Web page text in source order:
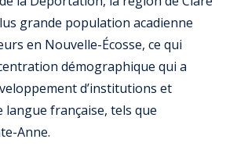
grande population acadienne
en Nouvelle-Écosse, ce qui
démographique qui a
d’institutions et
langue française, tels que
Anne.